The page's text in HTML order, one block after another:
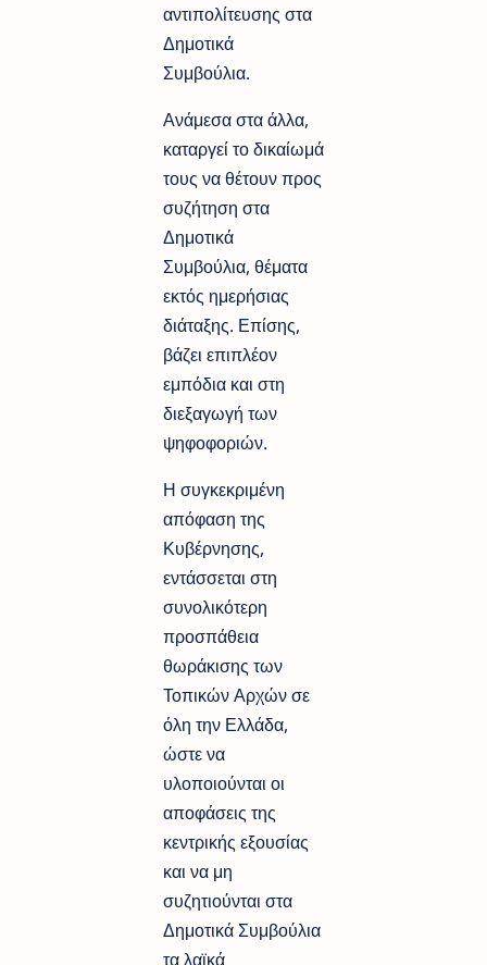
αντιπολίτευσης στα
Δημοτικά
Συμβούλια.
Ανάμεσα στα άλλα,
καταργεί το δικαίωμά
τους να θέτουν προς
συζήτηση στα
Δημοτικά
Συμβούλια, θέματα
εκτός ημερήσιας
διάταξης. Επίσης,
βάζει επιπλέον
εμπόδια και στη
διεξαγωγή των
ψηφοφοριών.
Η συγκεκριμένη
απόφαση της
Κυβέρνησης,
εντάσσεται στη
συνολικότερη
προσπάθεια
θωράκισης των
Τοπικών Αρχών σε
όλη την Ελλάδα,
ώστε να
υλοποιούνται οι
αποφάσεις της
κεντρικής εξουσίας
και να μη
συζητιούνται στα
Δημοτικά Συμβούλια
τα λαϊκά